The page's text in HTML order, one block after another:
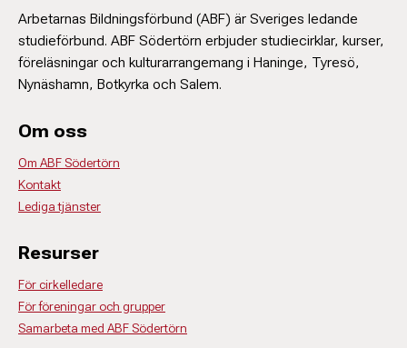
Arbetarnas Bildningsförbund (ABF) är Sveriges ledande
studieförbund. ABF Södertörn erbjuder studiecirklar, kurser,
föreläsningar och kulturarrangemang i Haninge, Tyresö,
Nynäshamn, Botkyrka och Salem.
Om oss
Om ABF Södertörn
Kontakt
Lediga tjänster
Resurser
För cirkelledare
För föreningar och grupper
Samarbeta med ABF Södertörn